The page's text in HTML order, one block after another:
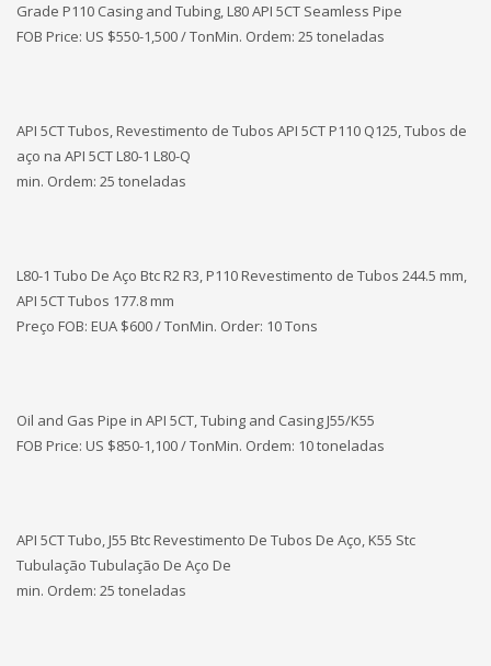
Grade P110 Casing and Tubing, L80 API 5CT Seamless Pipe
FOB Price: US $550-1,500 / TonMin. Ordem: 25 toneladas
API 5CT Tubos, Revestimento de Tubos API 5CT P110 Q125, Tubos de
aço na API 5CT L80-1 L80-Q
min. Ordem: 25 toneladas
L80-1 Tubo De Aço Btc R2 R3, P110 Revestimento de Tubos 244.5 mm,
API 5CT Tubos 177.8 mm
Preço FOB: EUA $600 / TonMin. Order: 10 Tons
Oil and Gas Pipe in API 5CT, Tubing and Casing J55/K55
FOB Price: US $850-1,100 / TonMin. Ordem: 10 toneladas
API 5CT Tubo, J55 Btc Revestimento De Tubos De Aço, K55 Stc
Tubulação Tubulação De Aço De
min. Ordem: 25 toneladas